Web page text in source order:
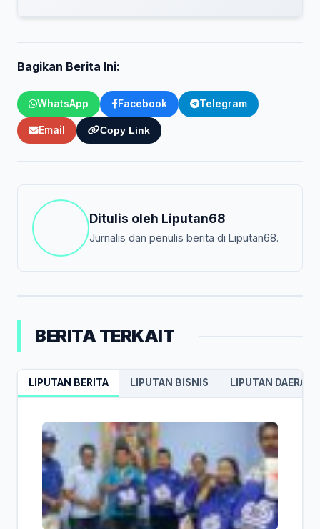
Bagikan Berita Ini:
WhatsApp Facebook Telegram
Email Copy Link
Ditulis oleh Liputan68
Jurnalis dan penulis berita di Liputan68.
BERITA TERKAIT
LIPUTAN BERITA LIPUTAN BISNIS LIPUTAN DAERAH